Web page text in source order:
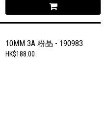
10MM 3A 粉晶 - 190983
HK$188.00